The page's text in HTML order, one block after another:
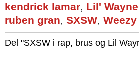
kendrick lamar, Lil' Wayne
ruben gran, SXSW, Weezy
Del "SXSW i rap, brus og Lil